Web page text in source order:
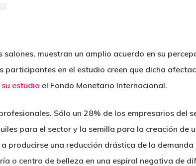
muestran un amplio acuerdo en su
en el estudio creen que dicha
su estudio el Fondo Monetario Internacional.
Sólo un 28% de los empresarios del
para el sector y la semilla para la creación de
una reducción drástica de la demanda
o centro de belleza en una espiral negativa de